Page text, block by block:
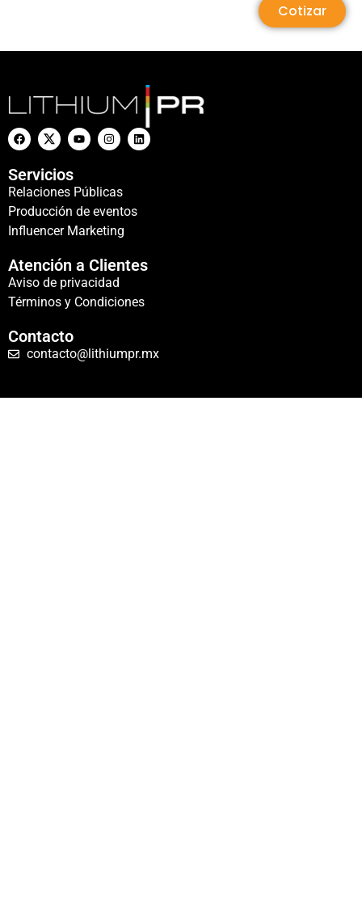
Cotizar
Servicios
Relaciones Públicas
Producción de eventos
Influencer Marketing
Atención a Clientes
Aviso de privacidad
Términos y Condiciones
Contacto
contacto@lithiumpr.mx